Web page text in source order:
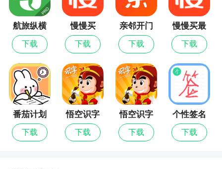
读平台，内容丰富，更新及时，超多杂志大刊尽在
其中，随时随地在线阅读，为你带来更多精彩，海
量优质内容等你来
看世界，看最新的业界行情，看国家最新资讯，掌
握当地最新政策，帮助你了解天下大小事务，是一
款方便用户在平台上面阅读杂志的软件
更新日志
航旅纵横
Pro
下载
慢慢买
下载
亲邻开门
下载
慢慢买最
新版
下载
番茄计划
下载
悟空识字
最新版
下载
悟空识字
下载
个性签名
设计师
下载